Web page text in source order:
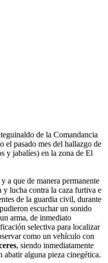
de la Comandancia
el pasado mes del hallazgo de
y jabalíes) en la zona de El
a que de manera permanente
y lucha contra la caza furtiva e
de la guardia civil, durante
escuchar un sonido
arma, de inmediato
selectiva para localizar
como un vehículo con
, siendo inmediatamente
abatir alguna pieza cinegética.